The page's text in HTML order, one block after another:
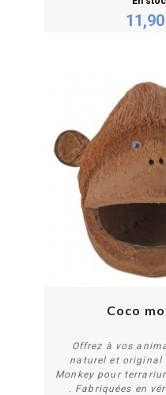
Coco
Offrez à vos
naturel et original
Monkey pour
. Fabriquées en